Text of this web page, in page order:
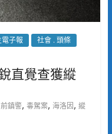
電子報
社會 . 頭條
直覺查獲縱
前鎮警, 毒駕案, 海洛因, 縱